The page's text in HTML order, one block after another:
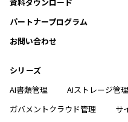
資料ダウンロード
パートナープログラム
お問い合わせ
シリーズ
AI書類管理
AIストレージ管理
ガバメントクラウド管理
サ